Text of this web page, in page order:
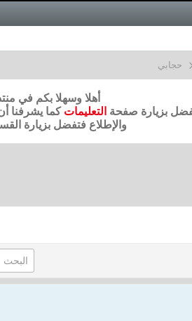
حجابي
أهلا وسهلا بكم في
بزيارة صفحة التعليمات كما يشرفنا
والإطلاع فتفضل بزيارة